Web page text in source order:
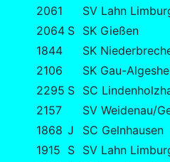
2061
SV Lahn
2064 S SK Gießen
1844
SK
2106
SK Gau-
2295 S SC
2157
SV Weidenau/
1868 J
SC Gelnhausen
1915 S SV Lahn